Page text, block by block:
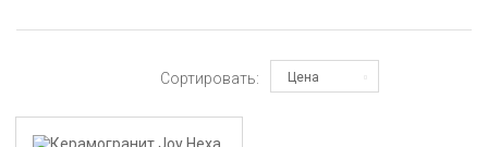
Сортировать: Цена